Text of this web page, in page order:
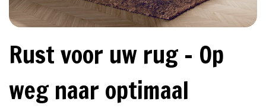
Rust voor uw rug - Op
weg naar optimaal